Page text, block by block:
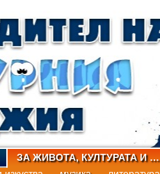
ЗА ЖИВОТА, КУЛТУРАТА И …